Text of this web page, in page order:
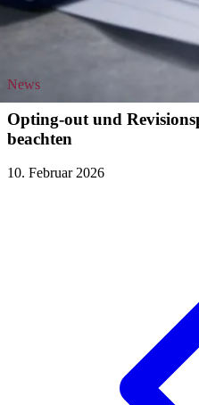
News
Opting-out und
beachten
10. Februar 2026